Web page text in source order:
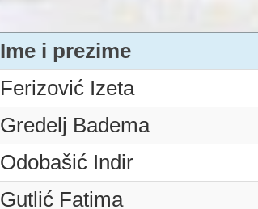
Ime i prezime
Ferizović Izeta
Gredelj Badema
Odobašić Indir
Gutlić Fatima